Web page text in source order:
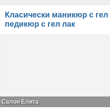
Класически маникюр с
педикюр с гел лак
Салон Елита